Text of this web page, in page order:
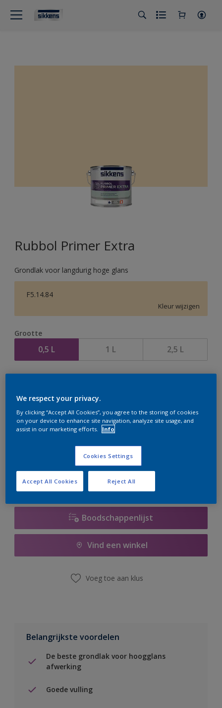
Rubbol Primer Extra
Grondlak voor langdurig hoge glans
F5.14.84
Kleur wijzigen
Grootte
0,5 L 1 L 2,5 L
Op dit moment is het niet mogelijk dit product online
te bestellen. Houd de website in de gaten, we werken
er hard aan om de voorraad aan te vullen.
Boodschappenlijst
Vind een winkel
Voeg toe aan klus
Belangrijkste voordelen
De beste grondlak voor hoogglans
afwerking
Goede vulling
We respect your privacy.
By clicking “Accept All Cookies”, you agree to the storing of cookies
on your device to enhance site navigation, analyze site usage, and
assist in our marketing efforts.
Info
Cookies Settings
Reject All
Accept All Cookies